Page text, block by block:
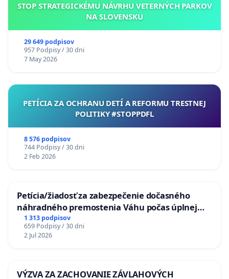
STOP STRATEGICKÉMU NÁVRHU VETERNÝCH PARKOV
NA SLOVENSKU
29 649 podpisov
957 Podpisy / 30 dni
7 May 2026
PETÍCIA ZA OCHRANU DETÍ A REFORMU TRESTNEJ
POLITIKY #STOPPDFL
8 576 podpisov
744 Podpisy / 30 dni
2 Feb 2026
Petícia/žiadosť za zabezpečenie dočasného
náhradného premostenia Váhu počas úplnej
uzávery Vážskeho mosta v Komárne
1 313 podpisov
659 Podpisy / 30 dni
2 Jul 2026
VÝZVA ZA ZACHOVANIE ZÁVLAHOVÝCH